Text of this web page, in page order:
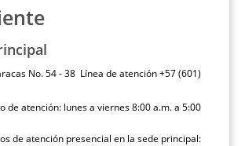
No. 54 - 38 Línea de atención +57 (601)
de atención: lunes a viernes 8:00 a.m. a 5:00
de atención presencial en la sede principal: